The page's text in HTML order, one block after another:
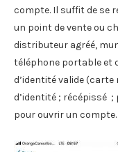
compte. Il suffit de se
un point de vente ou
distributeur agréé,
téléphone portable et
d’identité valide
d’identité ; récépissé
pour ouvrir un compte.